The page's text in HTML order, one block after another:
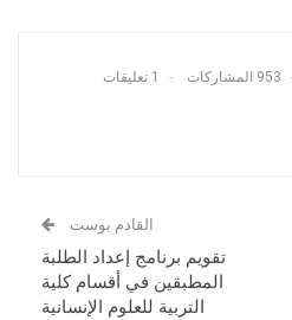
953 المشاركات 1 تعليقات
القادم بوست
تقويم برنامج إعداد الطلبة
المطبقين في أقسام كلية
التربية للعلوم الإنسانية